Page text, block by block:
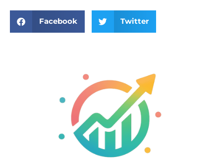
Facebook Twitter